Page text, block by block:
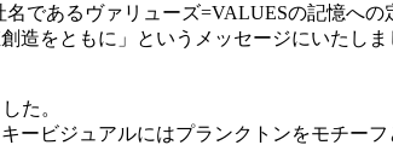
であるヴァリューズ=VALUESの記憶へ
造をともに」というメッセージにいたしま
た。
ービジュアルにはプランクトンをモチー